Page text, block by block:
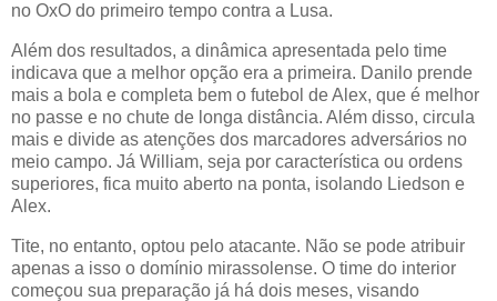
no OxO do primeiro tempo contra a Lusa.
Além dos resultados, a dinâmica apresentada pelo time
indicava que a melhor opção era a primeira. Danilo prende
mais a bola e completa bem o futebol de Alex, que é melhor
no passe e no chute de longa distância. Além disso, circula
mais e divide as atenções dos marcadores adversários no
meio campo. Já William, seja por característica ou ordens
superiores, fica muito aberto na ponta, isolando Liedson e
Alex.
Tite, no entanto, optou pelo atacante. Não se pode atribuir
apenas a isso o domínio mirassolense. O time do interior
começou sua preparação já há dois meses, visando